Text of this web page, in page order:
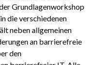
Grundlagenworkshop
die verschiedenen
neben allgemeinen
an barrierefreie
den